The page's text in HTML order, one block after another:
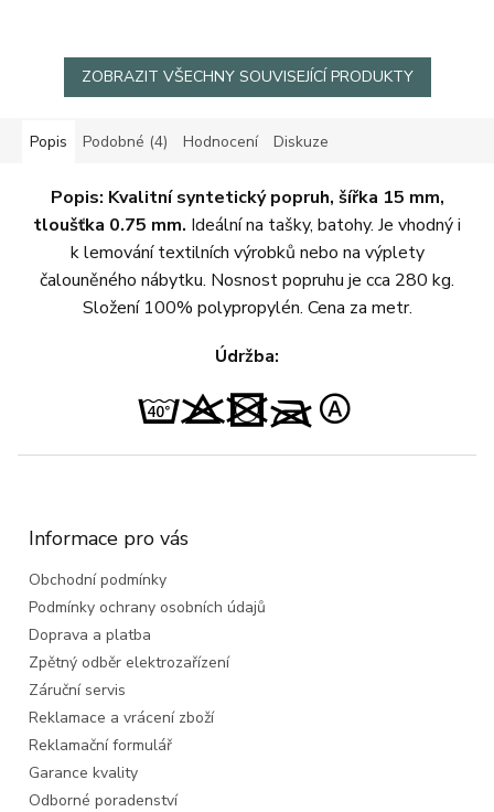
ZOBRAZIT VŠECHNY SOUVISEJÍCÍ PRODUKTY
Popis Podobné (4) Hodnocení Diskuze
Popis: Kvalitní syntetický popruh, šířka 15 mm,
tloušťka 0.75 mm. Ideální na tašky, batohy. Je vhodný i
k lemování textilních výrobků nebo na výplety
čalouněného nábytku. Nosnost popruhu je cca 280 kg.
Složení 100% polypropylén. Cena za metr.
Údržba:
Informace pro vás
Obchodní podmínky
Podmínky ochrany osobních údajů
Doprava a platba
Zpětný odběr elektrozařízení
Záruční servis
Reklamace a vrácení zboží
Reklamační formulář
Garance kvality
Odborné poradenství